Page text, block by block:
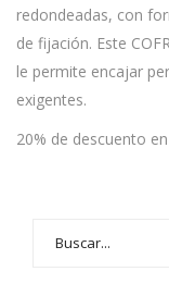
redondeadas, con
de fijación. Este
le permite encajar
exigentes.
20% de descuento